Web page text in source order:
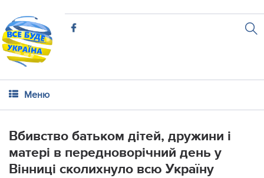
Меню
Вбивство батьком дітей, дружини і
матері в передноворічний день у
Вінниці сколихнуло всю Україну